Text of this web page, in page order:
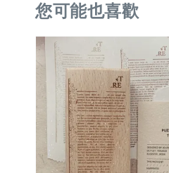
您可能也喜歡